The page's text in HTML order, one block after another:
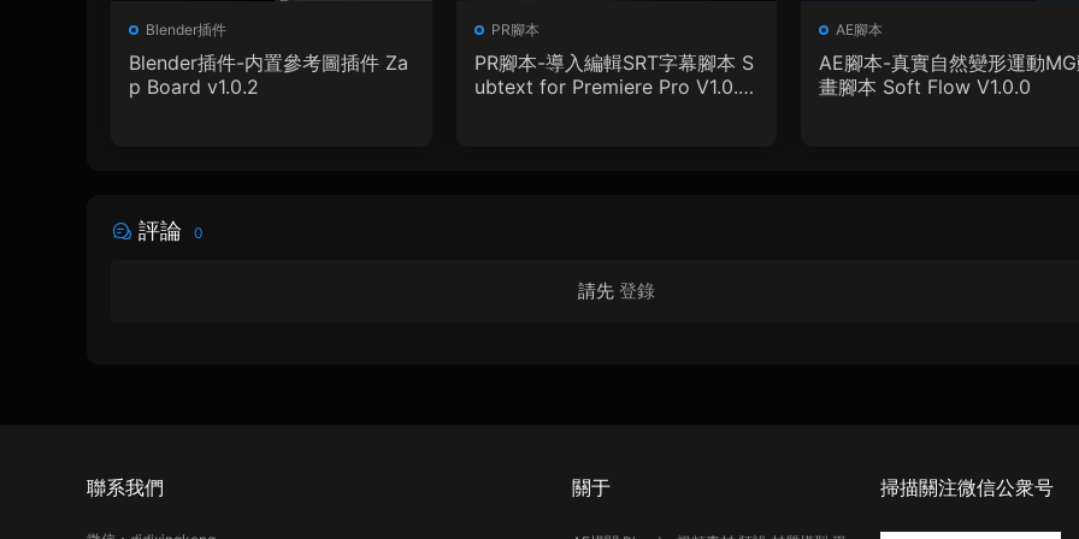
Blender插件
Blender插件-内置參考圖插件 Za
p Board v1.0.2
PR腳本
PR腳本-導入編輯SRT字幕腳本 S
ubtext for Premiere Pro V1.0.0
AE腳本
AE腳本-真實自然變形運動
畫腳本 Soft Flow V1.0.0
評論 0
請先 登錄
聯系我們 關于 掃描關注微信公衆号